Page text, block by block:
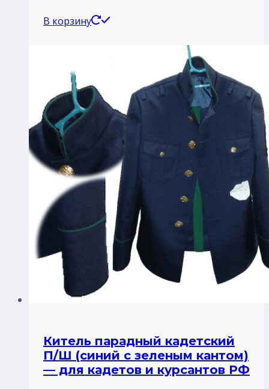
В корзину
Китель парадный кадетский
П/Ш (синий с зеленым кантом)
— для кадетов и курсантов РФ